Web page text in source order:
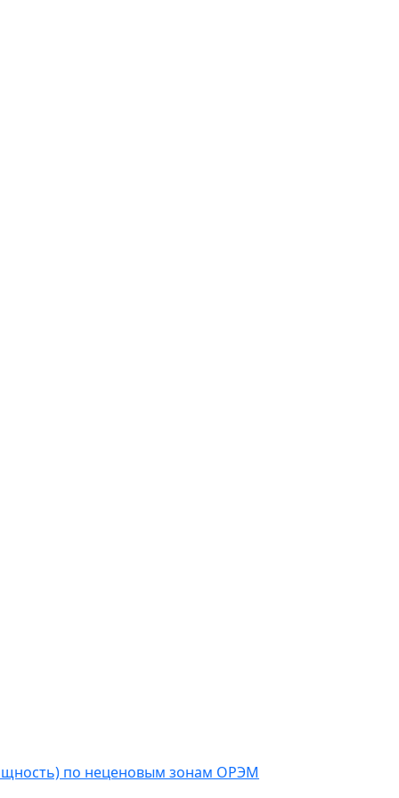
по неценовым зонам ОРЭМ